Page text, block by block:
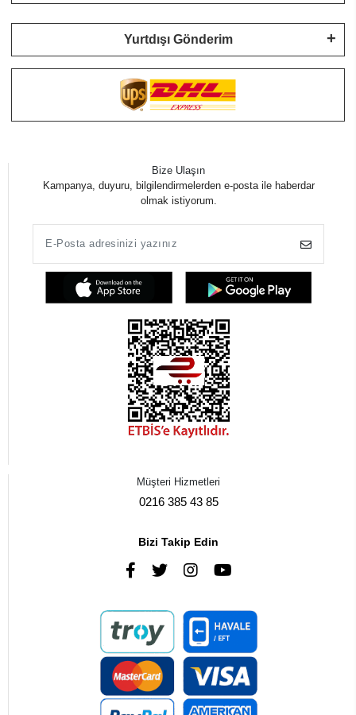
Yurtdışı Gönderim
Bize Ulaşın
Kampanya, duyuru, bilgilendirmelerden e-posta ile haberdar
olmak istiyorum.
Müşteri Hizmetleri
0216 385 43 85
Bizi Takip Edin